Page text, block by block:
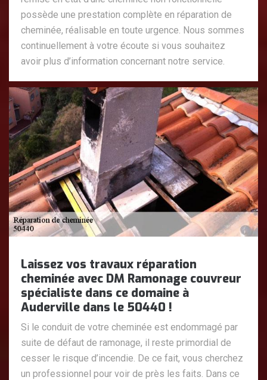
possède une prestation complète en réparation de
cheminée, réalisable en toute urgence. Nous sommes
continuellement à votre écoute si vous souhaitez
avoir plus d’information concernant notre service.
Laissez vos travaux réparation
cheminée avec DM Ramonage couvreur
spécialiste dans ce domaine à
Auderville dans le 50440 !
Si le conduit de votre cheminée est endommagé par
suite de défaut de ramonage, il reste primordial de
cesser le risque d’incendie. De ce fait, vous cherchez
un professionnel pour voir de près les faits. Dans ce